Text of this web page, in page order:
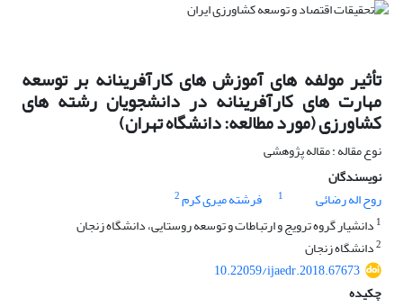
تأثیر مولفه های آموزش های کارآفرینانه بر توسعه
مهارت های کارآفرینانه در دانشجویان رشته های
کشاورزی (مورد مطالعه: دانشگاه تهران)
نوع مقاله : مقاله پژوهشی
نویسندگان
روح اله رضائی
1 فرشته میری کرم2
1 دانشیار گروه ترویج و ارتباطات و توسعه روستایی، دانشگاه زنجان
2دانشگاه زنجان
10.22059/ijaedr.2018.67673
چکیده